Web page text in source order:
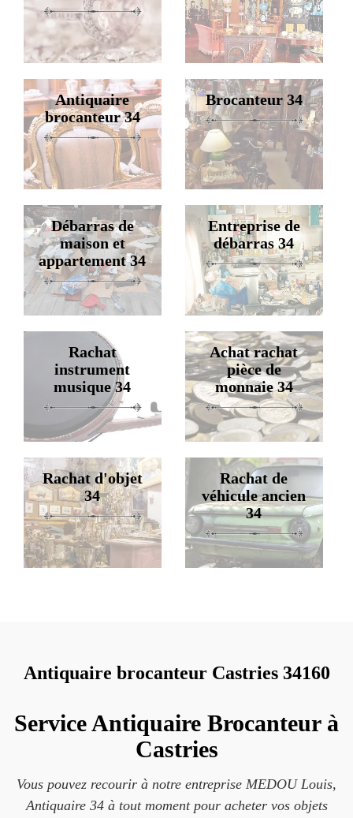
Antiquaire
brocanteur 34
Brocanteur 34
Débarras de
maison et
appartement 34
Entreprise de
débarras 34
Rachat
instrument
musique 34
Achat rachat
pièce de
monnaie 34
Rachat d'objet
34
Rachat de
véhicule ancien
34
Antiquaire brocanteur Castries 34160
Service Antiquaire Brocanteur à
Castries
Vous pouvez recourir à notre entreprise MEDOU Louis,
Antiquaire 34 à tout moment pour acheter vos objets